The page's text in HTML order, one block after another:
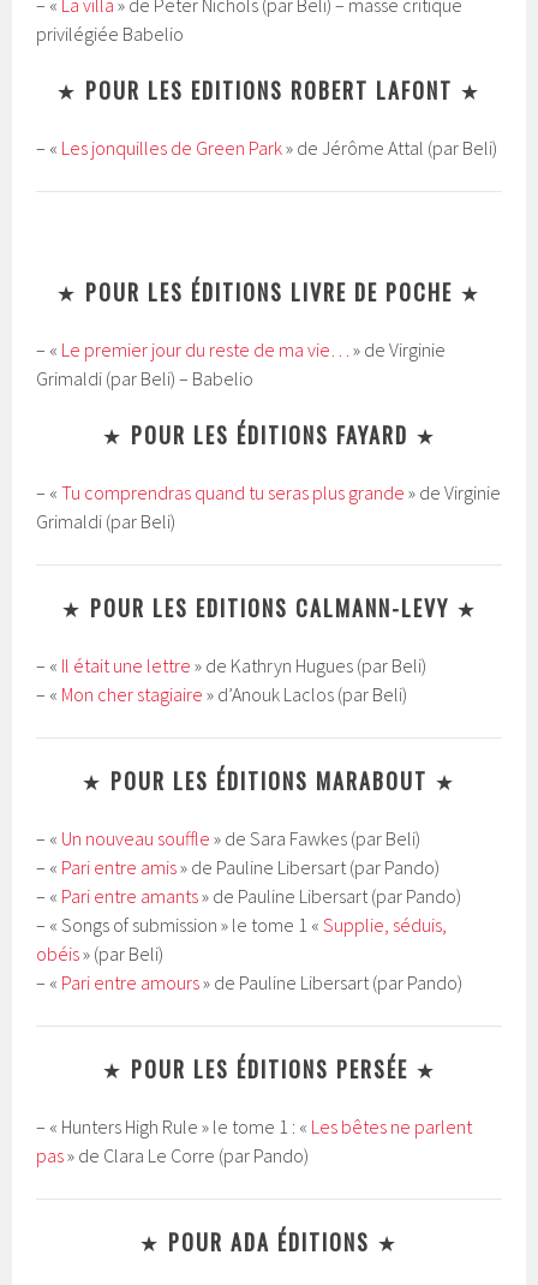
– « La villa » de Peter Nichols (par Beli) – masse critique
privilégiée Babelio
★ POUR LES EDITIONS ROBERT LAFONT ★
– « Les jonquilles de Green Park» de Jérôme Attal (par Beli)
★ POUR LES ÉDITIONS LIVRE DE POCHE ★
– « Le premier jour du reste de ma vie… » de Virginie
Grimaldi (par Beli) – Babelio
★ POUR LES ÉDITIONS FAYARD ★
– «Tu comprendras quand tu seras plus grande » de Virginie
Grimaldi (par Beli)
★ POUR LES EDITIONS CALMANN-LEVY ★
– « Il était une lettre » de Kathryn Hugues (par Beli)
– « Mon cher stagiaire » d’Anouk Laclos (par Beli)
★ POUR LES ÉDITIONS MARABOUT ★
– « Un nouveau souffle » de Sara Fawkes (par Beli)
– « Pari entre amis» de Pauline Libersart (par Pando)
– « Pari entre amants» de Pauline Libersart (par Pando)
– « Songs of submission » le tome 1 «Supplie, séduis,
obéis» (par Beli)
– « Pari entre amours» de Pauline Libersart (par Pando)
★ POUR LES ÉDITIONS PERSÉE ★
– « Hunters High Rule » le tome 1 : « Les bêtes ne parlent
pas» de Clara Le Corre (par Pando)
★ POUR ADA ÉDITIONS ★